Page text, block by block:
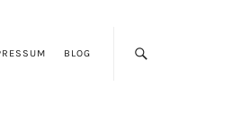
BLOG